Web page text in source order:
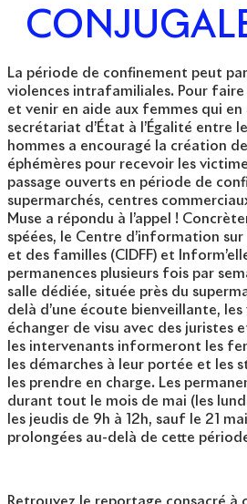
La période de confinement peut
violences intrafamiliales. Pour
et venir en aide aux femmes qui
secrétariat d’État à l’Égalité entre
hommes a encouragé la création de
éphémères pour recevoir les
passage ouverts en période de
supermarchés, centres
Muse a répondu à l’appel !
spéées, le Centre d’information
et des familles (CIDFF) et
permanences plusieurs fois par
salle dédiée, située près du
delà d’une écoute bienveillante,
échanger de visu avec des juristes
les intervenants informeront les
les démarches à leur portée et les
les prendre en charge. Les
durant tout le mois de mai (les
les jeudis de 9h à 12h, sauf le 21
prolongées au-delà de cette